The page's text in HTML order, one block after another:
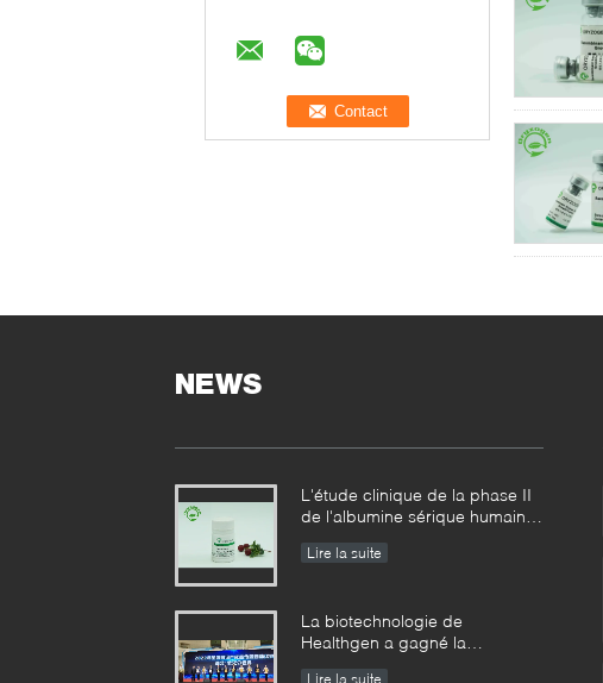
NEWS
L'étude clinique de la phase II
de l'albumine sérique humaine
dérivée a réalisé des résultats
Lire la suite
La biotechnologie de
Healthgen a gagné la
Lire la suite